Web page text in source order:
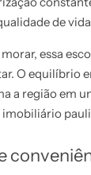
de
essa
O equilíbrio
a região em